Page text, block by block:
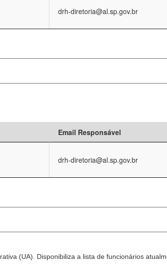
drh-diretoria@al.sp.gov.br
Email Responsável
drh-diretoria@al.sp.gov.br
(UA). Disponibiliza a lista de funcionários